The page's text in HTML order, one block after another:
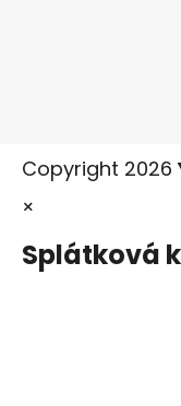
Copyright 2026
×
Splátková